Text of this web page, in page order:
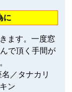
に
ます。一度窓
で頂く手間が
／タナカリ
ン